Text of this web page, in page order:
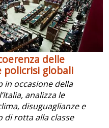
delle
policrisi globali
in occasione della
analizza le
disuguaglianze e
di rotta alla classe